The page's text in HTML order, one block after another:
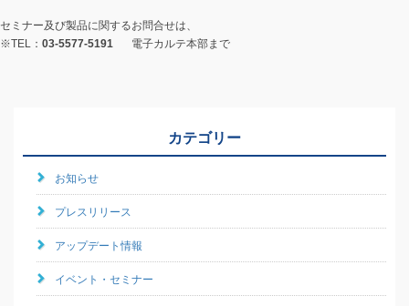
セミナー及び製品に関するお問合せは、
※TEL： 03-5577-5191 電子カルテ本部まで
カテゴリー
お知らせ
プレスリリース
アップデート情報
イベント・セミナー